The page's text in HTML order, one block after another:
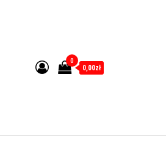
0
0,00zł